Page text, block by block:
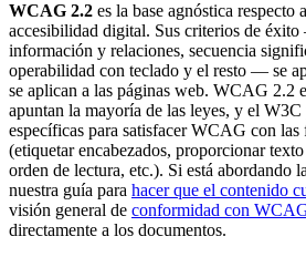
WCAG 2.2 es la base agnóstica respecto
accesibilidad digital. Sus criterios de
información y relaciones, secuencia
operabilidad con teclado y el resto — se
se aplican a las páginas web. WCAG 2.2
apuntan la mayoría de las leyes, y el
específicas para satisfacer WCAG con
(etiquetar encabezados, proporcionar
orden de lectura, etc.). Si está abordando
nuestra guía para hacer que el contenido
visión general de conformidad con
directamente a los documentos.